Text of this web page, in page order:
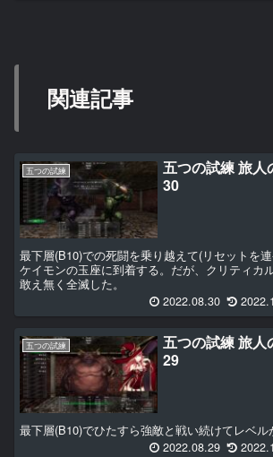
関連記事
五つの試練
五つの試練 旅人
30
最下層(B10)での死闘を乗り越えて(リセットを
ケイモンの玉座に到着する。だが、クリティカ
敢え無く全滅した。
2022.08.30
五つの試練
五つの試練 旅人
29
最下層(B10)でひたすら強敵と戦い続けてレベル
2022.08.29